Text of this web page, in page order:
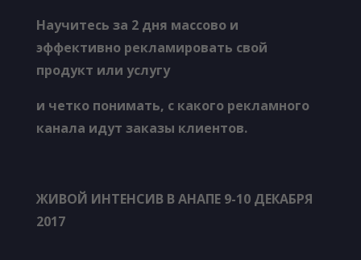
Научитесь за 2 дня массово и
эффективно рекламировать свой
продукт или услугу
и четко понимать, с какого рекламного
канала идут заказы клиентов.
ЖИВОЙ ИНТЕНСИВ В АНАПЕ 9-10 ДЕКАБРЯ
2017